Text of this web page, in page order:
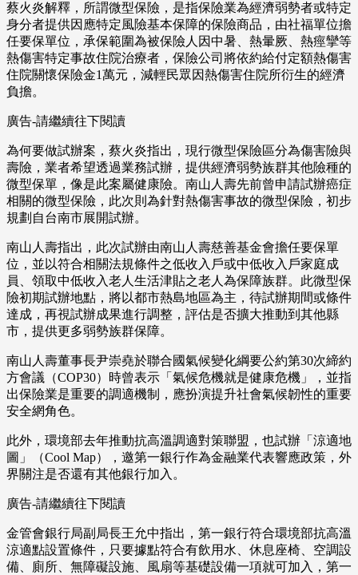
蔡火炎解釋，所謂微型保險，是指保險業為經濟弱勢者或特定
身分者提供因應特定風險基本保障的保險商品，由社福單位擔
任要保單位，承保範圍為被保險人因中暑、熱暈厥、熱痙攣等
熱傷害特定事故住院治療者，保險公司將依約給付定額熱傷害
住院關懷保險金1萬元，減輕民眾因熱傷害住院所衍生的經濟
負擔。
廣告-請繼續往下閱讀
為何要做試辦案，蔡火炎指出，現行微型保險區分為傷害險與
壽險，業者希望透過業務試辦，提供經濟弱勢族群其他險種的
微型保單，像是此案屬健康險。南山人壽先前曾申請試辦癌症
相關的微型保險，此次則為針對熱傷害事故的微型保險，初步
規劃自台南市展開試辦。
南山人壽指出，此次試辦由南山人壽慈善基金會擔任要保單
位，並以符合相關法規條件之低收入戶或中低收入戶家庭成
員、領取中低收入老人生活津貼之老人為保障族群。此微型保
險初期試辦地點，將以都市熱島地區為主，待試辦期間或條件
達成，再視試辦成果進行調整，評估是否擴大推動到其他縣
市，提供更多弱勢族群保障。
南山人壽董事長尹崇堯於聯合國氣候變化綱要公約第30次締約
方會議（COP30）時曾表示「氣候危機就是健康危機」，並指
出保險業是重要的調適機制，應扮演提升社會氣候韌性的重要
安全網角色。
此外，環境部去年推動抗高溫調適對策聯盟，也試辦「涼適地
圖」（Cool Map），邀第一銀行作為金融業代表響應政策，外
界關注是否還有其他銀行加入。
廣告-請繼續往下閱讀
金管會銀行局副局長王允中指出，第一銀行符合環境部抗高溫
涼適點設置條件，只要據點符合有飲用水、休息座椅、空調設
備、廁所、無障礙設施、風扇等基礎設備一項就可加入，第一